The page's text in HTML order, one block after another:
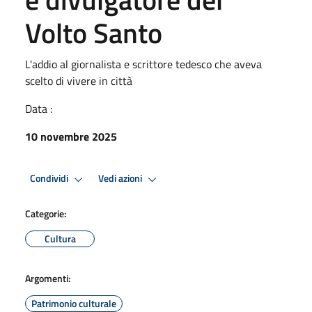
Volto Santo
L'addio al giornalista e scrittore tedesco che aveva
scelto di vivere in città
Data :
10 novembre 2025
Condividi Vedi azioni
Categorie:
Cultura
Argomenti:
Patrimonio culturale